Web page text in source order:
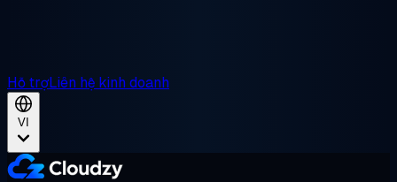
Hỗ trợLiên hệ kinh doanh
VI